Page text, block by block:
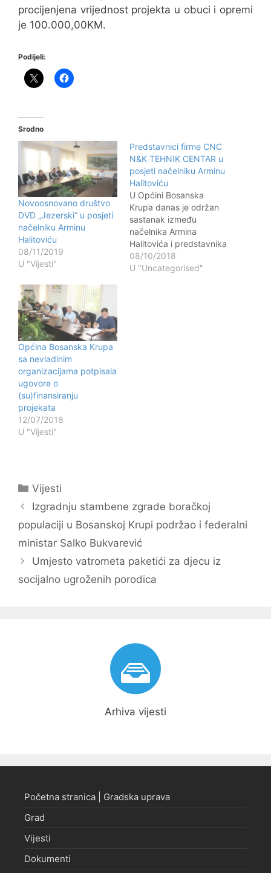
procijenjena vrijednost projekta u obuci i opremi
je 100.000,00KM.
Podijeli:
Srodno
Novoosnovano društvo
DVD „Jezerski“ u posjeti
načelniku Arminu
Halitoviću
08/11/2019
U "Vijesti"
Predstavnici firme CNC
N&K TEHNIK CENTAR u
posjeti načelniku Arminu
Halitoviću
U Općini Bosanska
Krupa danas je održan
sastanak između
načelnika Armina
Halitovića i predstavnika
firme CNC N&K TEHNIK
CENTAR Nermina Kedića
08/10/2018
U "Uncategorised"
Općina Bosanska Krupa
sa nevladinim
organizacijama potpisala
ugovore o
(su)finansiranju
projekata
12/07/2018
U "Vijesti"
Kategorije
Vijesti
Navigacija
objava
Izgradnju stambene zgrade boračkoj
populaciji u Bosanskoj Krupi podržao i federalni
ministar Salko Bukvarević
Umjesto vatrometa paketići za djecu iz
socijalno ugroženih porodica
Arhiva vijesti
Početna stranica | Gradska uprava
Grad
Vijesti
Dokumenti